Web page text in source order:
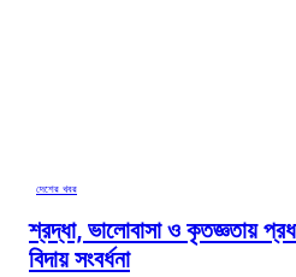
দেশের খবর
শ্রদ্ধা, ভালোবাসা ও কৃতজ্ঞতায়
বিদায় সংবর্ধনা